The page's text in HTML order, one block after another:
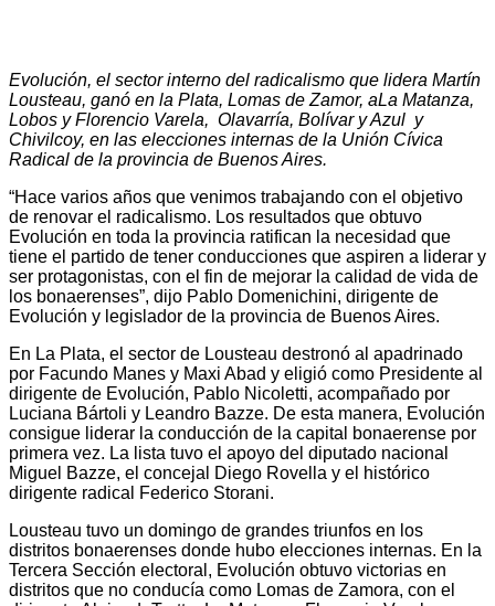
Evolución, el sector interno del radicalismo que lidera Martín
Lousteau, ganó en la Plata, Lomas de Zamor, aLa Matanza,
Lobos y Florencio Varela, Olavarría, Bolívar y Azul y
Chivilcoy, en las elecciones internas de la Unión Cívica
Radical de la provincia de Buenos Aires.
“Hace varios años que venimos trabajando con el objetivo
de renovar el radicalismo. Los resultados que obtuvo
Evolución en toda la provincia ratifican la necesidad que
tiene el partido de tener conducciones que aspiren a liderar y
ser protagonistas, con el fin de mejorar la calidad de vida de
los bonaerenses”, dijo Pablo Domenichini, dirigente de
Evolución y legislador de la provincia de Buenos Aires.
En La Plata, el sector de Lousteau destronó al apadrinado
por Facundo Manes y Maxi Abad y eligió como Presidente al
dirigente de Evolución, Pablo Nicoletti, acompañado por
Luciana Bártoli y Leandro Bazze. De esta manera, Evolución
consigue liderar la conducción de la capital bonaerense por
primera vez. La lista tuvo el apoyo del diputado nacional
Miguel Bazze, el concejal Diego Rovella y el histórico
dirigente radical Federico Storani.
Lousteau tuvo un domingo de grandes triunfos en los
distritos bonaerenses donde hubo elecciones internas. En la
Tercera Sección electoral, Evolución obtuvo victorias en
distritos que no conducía como Lomas de Zamora, con el